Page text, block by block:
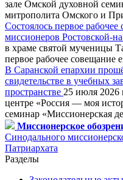
зале Омской духовной
митрополита Омского и
Состоялось первое
миссионеров Ростовской-
в храме святой мученицы
первое рабочее совещание
В Саранской епархии
свидетельстве в учебных
пространстве 25 июля 2026
центре «Россия — моя
семинар «Миссионерская
Миссионерское
Синодального
Патриархата
Разделы